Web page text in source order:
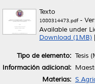
Texto
1080314473.pdf-
Available under
Download (1MB)
Tipo de elemento: Tesis
Información adicional:
Materias: S